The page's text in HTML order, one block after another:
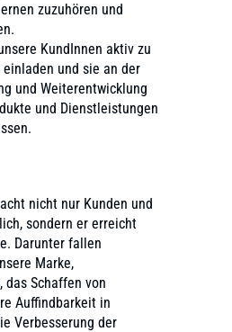
zuzuhören und
KundInnen aktiv zu
einladen und sie an der
und Weiterentwicklung
und Dienstleistungen
nicht nur Kunden und
sondern er erreicht
Darunter fallen
Marke,
das Schaffen von
Auffindbarkeit in
Verbesserung der